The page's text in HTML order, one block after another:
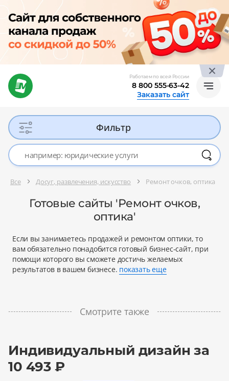
Работаем по всей России
8 800 555-63-42
Заказать сайт
Фильтр
Все Досуг, развлечения, искусство Ремонт очков, оптика
Готовые сайты 'Ремонт очков,
оптика'
Если вы занимаетесь продажей и ремонтом оптики, то
вам обязательно понадобится готовый бизнес-сайт, при
помощи которого вы сможете достичь желаемых
результатов в вашем бизнесе. показать еще
Смотрите также
Индивидуальный дизайн за
10 493 ₽